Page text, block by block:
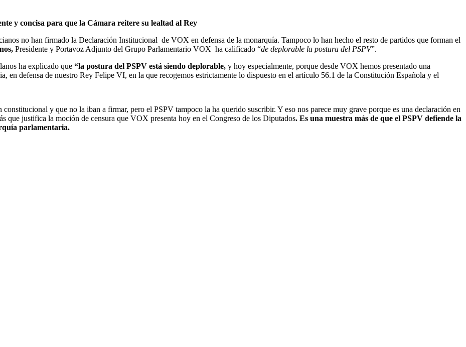
y concisa para que la Cámara reitere su lealtad al Rey
no han firmado la Declaración Institucional de VOX en defensa de la monarquía. Tampoco lo han hecho el resto de partidos que forman el
Presidente y Portavoz Adjunto del Grupo Parlamentario VOX ha calificado “de deplorable la postura del PSPV”.
ha explicado que “la postura del PSPV está siendo deplorable, y hoy especialmente, porque desde VOX hemos presentado una
en defensa de nuestro Rey Felipe VI, en la que recogemos estrictamente lo dispuesto en el artículo 56.1 de la Constitución Española y el
y que no la iban a firmar, pero el PSPV tampoco la ha querido suscribir. Y eso nos parece muy grave porque es una declaración en
que justifica la moción de censura que VOX presenta hoy en el Congreso de los Diputados. Es una muestra más de que el PSPV defiende la
parlamentaria.